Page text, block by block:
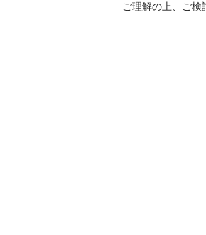
ご理解の上、ご検